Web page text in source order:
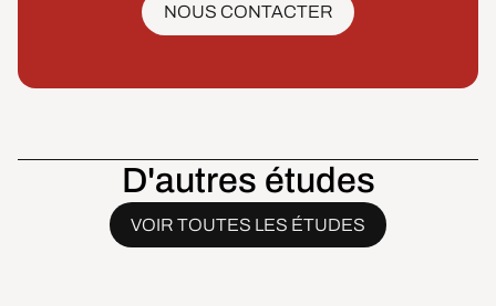
NOUS CONTACTER
D'autres études
VOIR TOUTES LES ÉTUDES